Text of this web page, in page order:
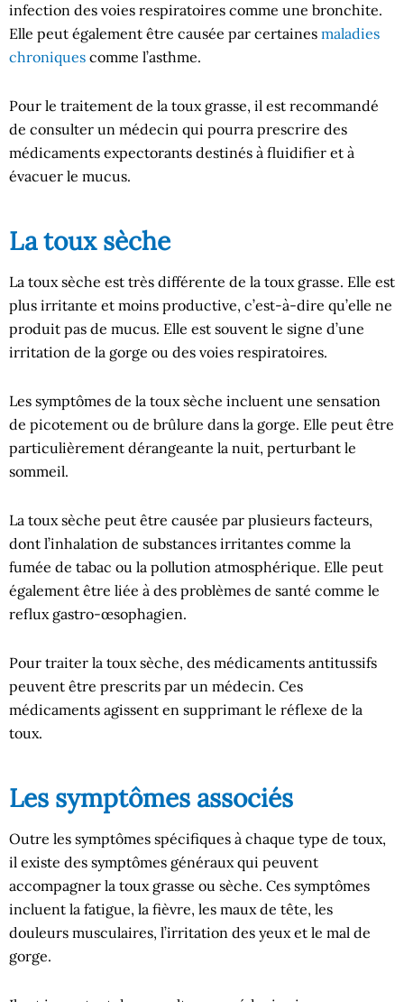
infection des voies respiratoires comme une bronchite.
Elle peut également être causée par certaines maladies
chroniques comme l’asthme.
Pour le traitement de la toux grasse, il est recommandé
de consulter un médecin qui pourra prescrire des
médicaments expectorants destinés à fluidifier et à
évacuer le mucus.
La toux sèche
La toux sèche est très différente de la toux grasse. Elle est
plus irritante et moins productive, c’est-à-dire qu’elle ne
produit pas de mucus. Elle est souvent le signe d’une
irritation de la gorge ou des voies respiratoires.
Les symptômes de la toux sèche incluent une sensation
de picotement ou de brûlure dans la gorge. Elle peut être
particulièrement dérangeante la nuit, perturbant le
sommeil.
La toux sèche peut être causée par plusieurs facteurs,
dont l’inhalation de substances irritantes comme la
fumée de tabac ou la pollution atmosphérique. Elle peut
également être liée à des problèmes de santé comme le
reflux gastro-œsophagien.
Pour traiter la toux sèche, des médicaments antitussifs
peuvent être prescrits par un médecin. Ces
médicaments agissent en supprimant le réflexe de la
toux.
Les symptômes associés
Outre les symptômes spécifiques à chaque type de toux,
il existe des symptômes généraux qui peuvent
accompagner la toux grasse ou sèche. Ces symptômes
incluent la fatigue, la fièvre, les maux de tête, les
douleurs musculaires, l’irritation des yeux et le mal de
gorge.